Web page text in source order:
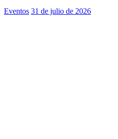
Eventos 31 de julio de 2026